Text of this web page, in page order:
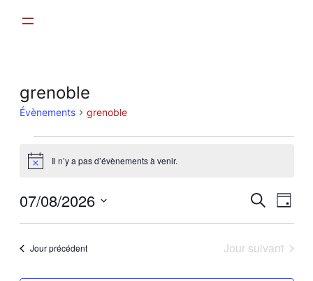
grenoble
Évènements grenoble
Évènements
for
août
7,
Notice Il n’y a pas d’évènements à venir.
et
Recherche
de
Jour
07/08/2026
date.Jour précédent Jour suivant